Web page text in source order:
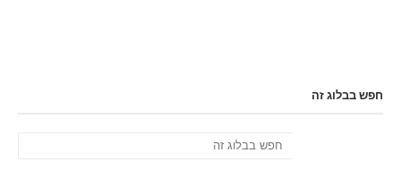
חפש בבלוג זה